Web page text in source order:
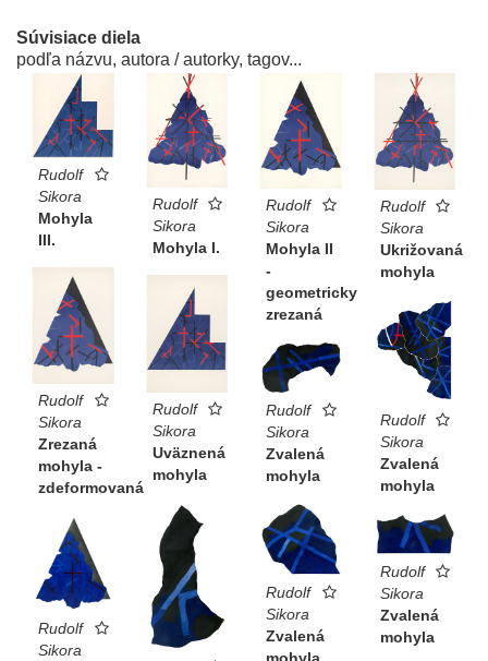
Súvisiace diela
podľa názvu, autora / autorky, tagov...
Rudolf
Sikora
Mohyla
III.
Rudolf
Sikora
Mohyla I.
Rudolf
Sikora
Mohyla II
-
geometricky
zrezaná
Rudolf
Sikora
Ukrižovaná
mohyla
Rudolf
Sikora
Zrezaná
mohyla -
zdeformovaná
Rudolf
Sikora
Uväznená
mohyla
Rudolf
Sikora
Zvalená
mohyla
Rudolf
Sikora
Zvalená
mohyla
Rudolf
Sikora
Zvalená
Rudolf
Sikora
Zvalená
mohyla
Rudolf
Sikora